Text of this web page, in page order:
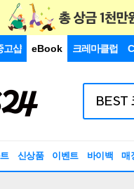
고샵 eBook 크레마클럽
신상품 이벤트 바이백 매